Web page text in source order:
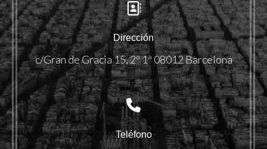
Dirección
c/Gran de Gracia 15, 2º 1ª 08012 Barcelona
Teléfono